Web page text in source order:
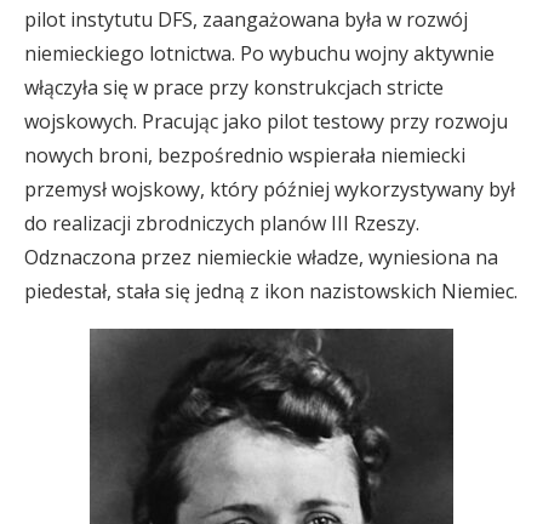
pilot instytutu DFS, zaangażowana była w rozwój
niemieckiego lotnictwa. Po wybuchu wojny aktywnie
włączyła się w prace przy konstrukcjach stricte
wojskowych. Pracując jako pilot testowy przy rozwoju
nowych broni, bezpośrednio wspierała niemiecki
przemysł wojskowy, który później wykorzystywany był
do realizacji zbrodniczych planów III Rzeszy.
Odznaczona przez niemieckie władze, wyniesiona na
piedestał, stała się jedną z ikon nazistowskich Niemiec.